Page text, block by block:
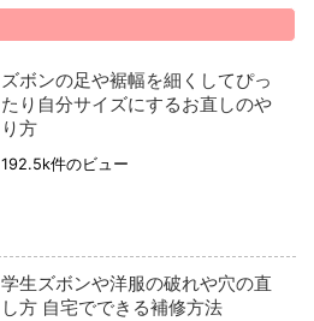
ズボンの足や裾幅を細くしてぴっ
たり自分サイズにするお直しのや
り方
192.5k件のビュー
学生ズボンや洋服の破れや穴の直
し方 自宅でできる補修方法